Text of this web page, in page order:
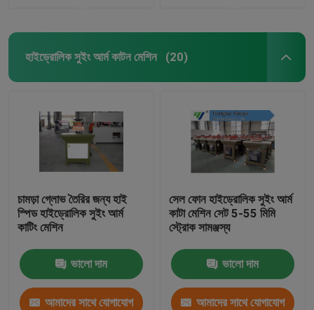
হাইড্রোলিক সুইং আর্ম কাটন মেশিন (20)
চামড়া গ্লোভ তৈরির জন্য হাই
স্পিড হাইড্রোলিক সুইং আর্ম
কাটিং মেশিন
ভালো দাম
আমাদের সাথে যোগাযোগ
সেল ফোন হাইড্রোলিক সুইং আর্ম
কাটা মেশিন সেট 5-55 মিমি
স্ট্রোক সামঞ্জস্য
ভালো দাম
আমাদের সাথে যোগাযোগ